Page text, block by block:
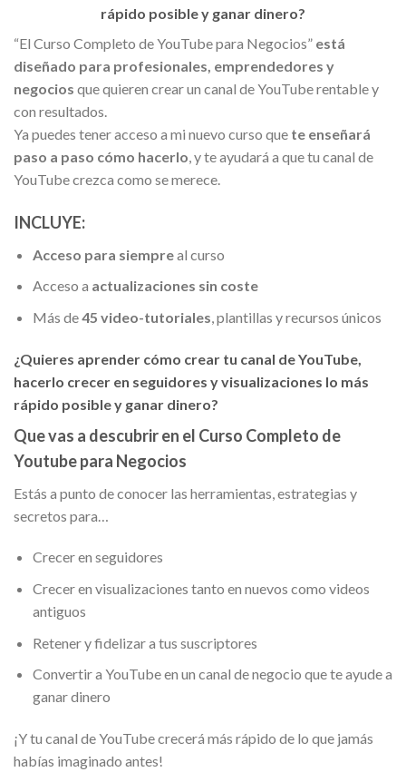
rápido posible y ganar dinero?
“El Curso Completo de YouTube para Negocios” está
diseñado para profesionales, emprendedores y
negocios que quieren crear un canal de YouTube rentable y
con resultados.
Ya puedes tener acceso a mi nuevo curso que te enseñará
paso a paso cómo hacerlo , y te ayudará a que tu canal de
YouTube crezca como se merece.
INCLUYE:
Acceso para siempreal curso
Acceso a actualizaciones sin coste
Más de45 video-tutoriales , plantillas y recursos únicos
¿Quieres aprender cómo crear tu canal de YouTube,
hacerlo crecer en seguidores y visualizaciones lo más
rápido posible y ganar dinero?
Que vas a descubrir en el Curso Completo de
Youtube para Negocios
Estás a punto de conocer las herramientas, estrategias y
secretos para…
Crecer en seguidores
Crecer en visualizaciones tanto en nuevos como videos
antiguos
Retener y fidelizar a tus suscriptores
Convertir a YouTube en un canal de negocio que te ayude a
ganar dinero
¡Y tu canal de YouTube crecerá más rápido de lo que jamás
habías imaginado antes!